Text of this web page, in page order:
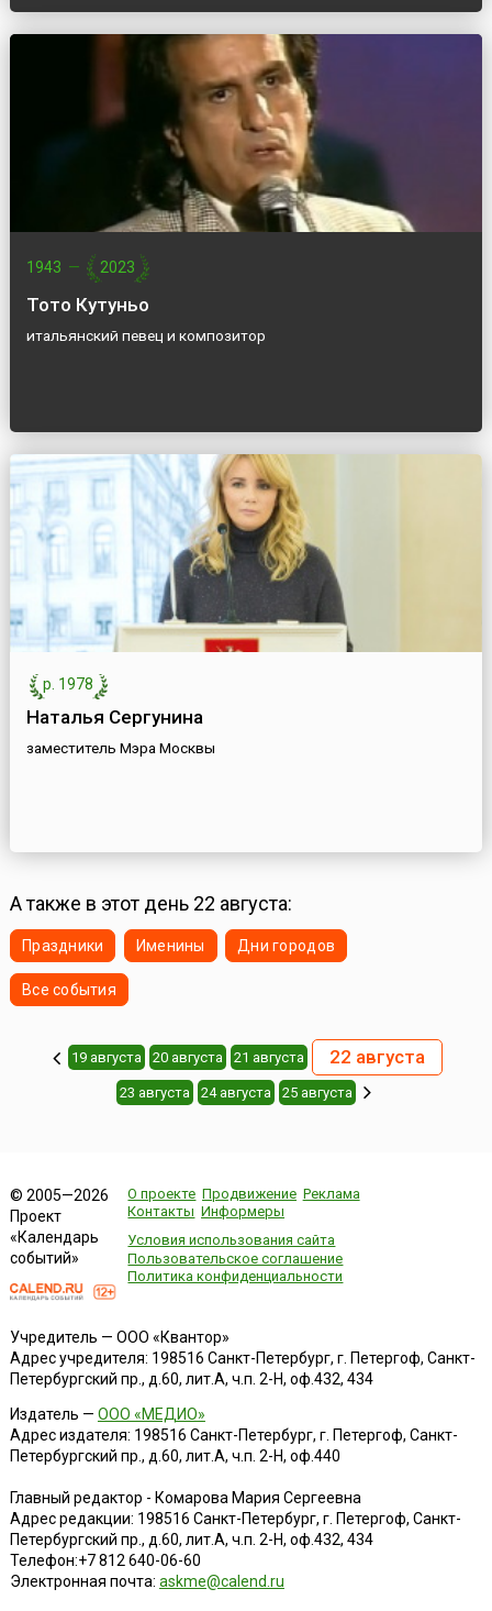
1943 — 2023
Тото Кутуньо
итальянский певец и композитор
р. 1978
Наталья Сергунина
заместитель Мэра Москвы
А также в этот день 22 августа:
Праздники Именины Дни городов
Все события
19 августа 20 августа 21 августа 22 августа
23 августа 24 августа 25 августа
© 2005—2026
Проект
«Календарь
событий»
О проекте Продвижение Реклама
Контакты Информеры
Условия использования сайта
Пользовательское соглашение
Политика конфиденциальности
Учредитель — ООО «Квантор»
Адрес учредителя: 198516 Санкт-Петербург, г. Петергоф, Санкт-
Петербургский пр., д.60, лит.А, ч.п. 2-Н, оф.432, 434
Издатель — ООО «МЕДИО»
Адрес издателя: 198516 Санкт-Петербург, г. Петергоф, Санкт-
Петербургский пр., д.60, лит.А, ч.п. 2-Н, оф.440
Главный редактор - Комарова Мария Сергеевна
Адрес редакции: 198516 Санкт-Петербург, г. Петергоф, Санкт-
Петербургский пр., д.60, лит.А, ч.п. 2-Н, оф.432, 434
Телефон:+7 812 640-06-60
Электронная почта: askme@calend.ru